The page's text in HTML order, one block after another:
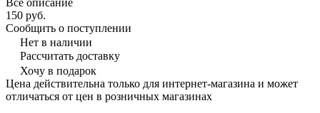
150 руб.
Сообщить о поступлении
Нет в наличии
Рассчитать доставку
Хочу в подарок
Цена действительна только для интернет-магазина и может
отличаться от цен в розничных магазинах